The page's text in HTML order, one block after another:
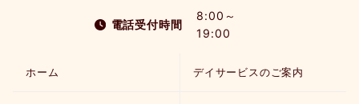
電話受付時間
8:00～
19:00
ホーム デイサービスのご案内